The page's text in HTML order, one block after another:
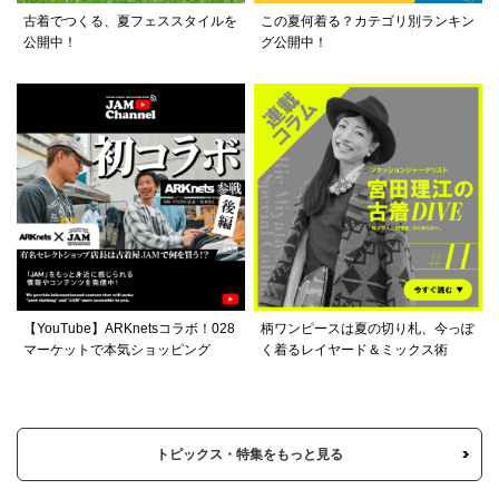
古着でつくる、夏フェススタイルを
公開中！
この夏何着る？カテゴリ別ランキン
グ公開中！
【YouTube】ARKnetsコラボ！028
マーケットで本気ショッピング
柄ワンピースは夏の切り札、今っぽ
く着るレイヤード＆ミックス術
トピックス・特集をもっと見る